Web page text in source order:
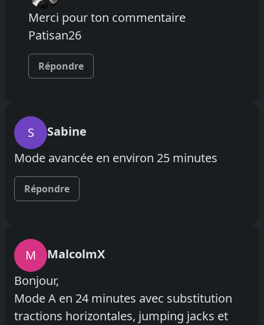
Merci pour ton commentaire
Patisan26
Répondre
S
Sabine
Mode avancée en environ 25 minutes
Répondre
M
MalcolmX
Bonjour,
Mode A en 24 minutes avec substitution
tractions horizontales, jumping jacks et